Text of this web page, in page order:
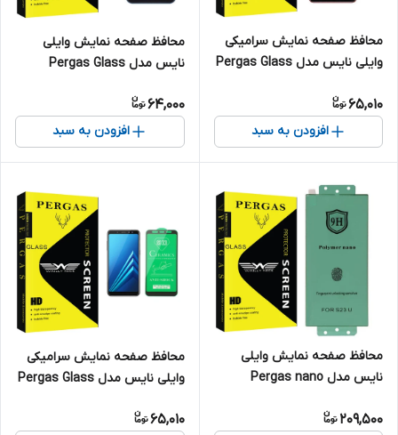
محافظ صفحه نمایش سرامیکی
وایلی نایس مدل Pergas Glass
سامسونگ Galaxy A11/M11
65,010
افزودن به سبد
محافظ صفحه نمایش وایلی
نایس مدل Pergas Glass
سامسونگ Galaxy A70
64,000
افزودن به سبد
محافظ صفحه نمایش وایلی
نایس مدل Pergas nano
209,500
محافظ صفحه نمایش سرامیکی
وایلی نایس مدل Pergas Glass
سامسونگ Galaxy A8 Plus
65,010